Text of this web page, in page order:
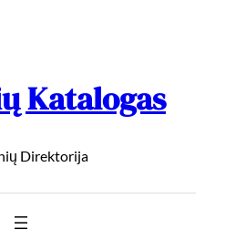
Katalogas
Direktorija